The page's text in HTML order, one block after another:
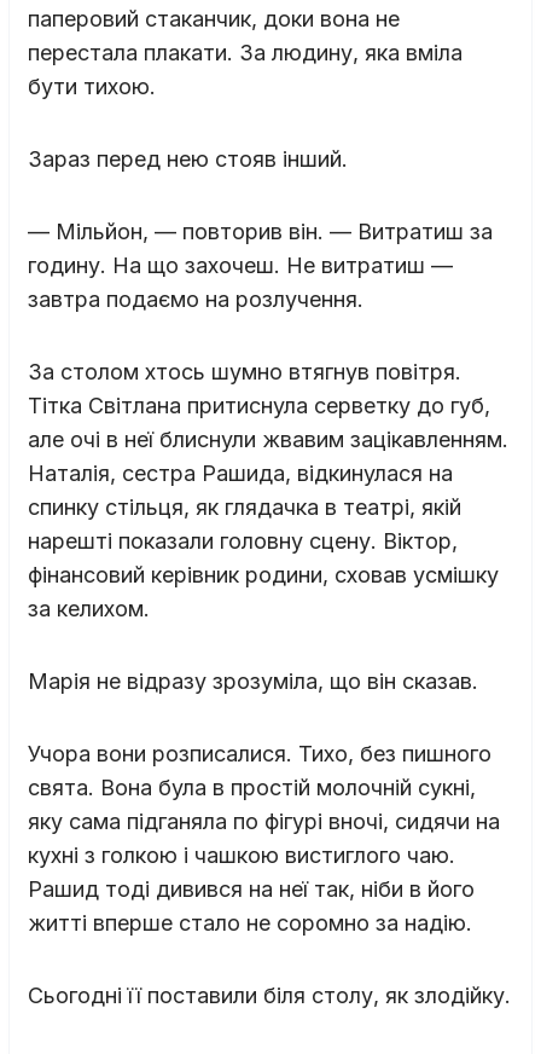
паперовий стаканчик, доки вона не
перестала плакати. За людину, яка вміла
бути тихою.
Зараз перед нею стояв інший.
— Мільйон, — повторив він. — Витратиш за
годину. На що захочеш. Не витратиш —
завтра подаємо на розлучення.
За столом хтось шумно втягнув повітря.
Тітка Світлана притиснула серветку до губ,
але очі в неї блиснули жвавим зацікавленням.
Наталія, сестра Рашида, відкинулася на
спинку стільця, як глядачка в театрі, якій
нарешті показали головну сцену. Віктор,
фінансовий керівник родини, сховав усмішку
за келихом.
Марія не відразу зрозуміла, що він сказав.
Учора вони розписалися. Тихо, без пишного
свята. Вона була в простій молочній сукні,
яку сама підганяла по фігурі вночі, сидячи на
кухні з голкою і чашкою вистиглого чаю.
Рашид тоді дивився на неї так, ніби в його
житті вперше стало не соромно за надію.
Сьогодні її поставили біля столу, як злодійку.